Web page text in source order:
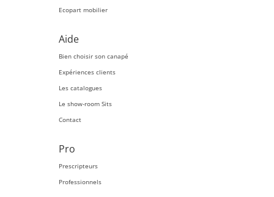
Ecopart mobilier
Aide
Bien choisir son canapé
Expériences clients
Les catalogues
Le show-room Sits
Contact
Pro
Prescripteurs
Professionnels